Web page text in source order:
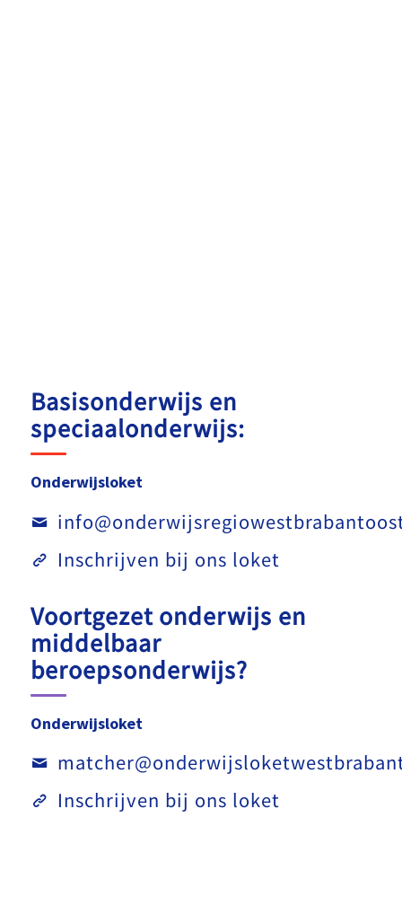
Basisonderwijs en
speciaalonderwijs:
Onderwijsloket
Inschrijven bij ons loket
Voortgezet onderwijs en
middelbaar
beroepsonderwijs?
Onderwijsloket
Inschrijven bij ons loket